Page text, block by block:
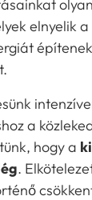
elnyelik
a
hogy a
.